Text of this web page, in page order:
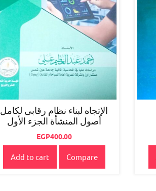
الإتجاه لبناء نظام رقابى لكامل
أصول المنشأة الجزء الأول
EGP400.00
Add to cart Compare